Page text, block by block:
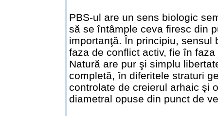
PBS-ul are un sens biologic
să se întâmple ceva firesc din
importanţă. În principiu, sensul
faza de conflict activ, fie în
Natură are pur şi simplu
completă, în diferitele straturi
controlate de creierul arhaic şi
diametral opuse din punct de